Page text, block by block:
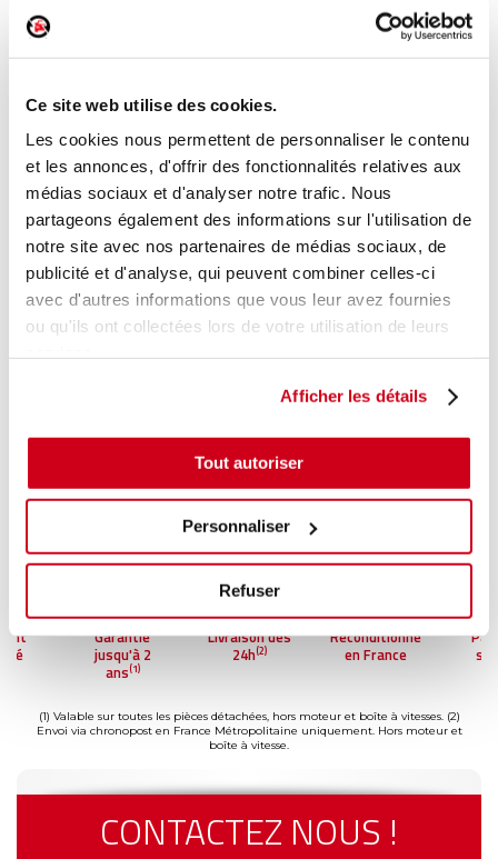
Ce site web utilise des cookies.
Les cookies nous permettent de personnaliser le contenu
et les annonces, d'offrir des fonctionnalités relatives aux
médias sociaux et d'analyser notre trafic. Nous
partageons également des informations sur l'utilisation de
notre site avec nos partenaires de médias sociaux, de
publicité et d'analyse, qui peuvent combiner celles-ci
avec d'autres informations que vous leur avez fournies
ou qu'ils ont collectées lors de votre utilisation de leurs
Afficher les détails
Tout autoriser
Personnaliser
Refuser
Débimètre d'air
Modèle d'origine :VOLKSWAGEN POLO 5
201806
Modèle de provenance
Caractéristiques techniques
En stock 37,00 € TTC
AJOUTER AU PANIER
Garantie
jusqu'à 2
ans(1)
Livraison dès
24h(2)
Reconditionné
en France
(1) Valable sur toutes les pièces détachées, hors moteur et boîte à vitesses. (2)
Envoi via chronopost en France Métropolitaine uniquement. Hors moteur et
boîte à vitesse.
CONTACTEZ NOUS !